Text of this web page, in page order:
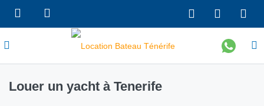
Louer un yacht à Tenerife